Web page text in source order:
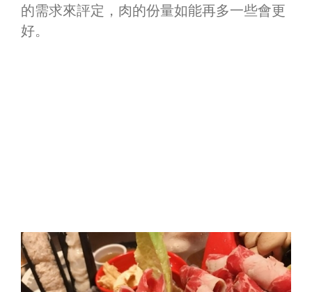
的需求來評定，肉的份量如能再多一些會更
好。